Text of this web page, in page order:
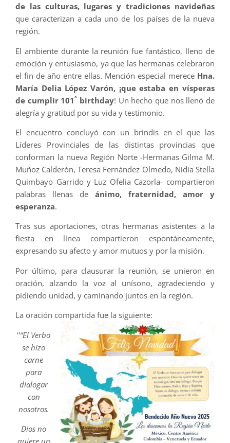
de las culturas, lugares y tradiciones navideñas
que caracterizan a cada uno de los países de la nueva
región.
El ambiente durante la reunión fue fantástico, lleno de
emoción y entusiasmo, ya que las hermanas celebraron
el fin de año entre ellas. Mención especial merece Hna.
María Delia López Varón, ¡que estaba en vísperas
de cumplir 101° birthday! Un hecho que nos llenó de
alegría y gratitud por su vida y testimonio.
El encuentro concluyó con un brindis en el que las
Líderes Provinciales de las distintas provincias que
conforman la nueva Región Norte -Hermanas Gilma M.
Muñoz Calderón, Teresa Fernández Olmedo, Nidia Stella
Quimbayo Garrido y Luz Ofelia Cazorla- compartieron
palabras llenas de ánimo, fraternidad, amor y
esperanza.
Tras sus aportaciones, otras hermanas asistentes a la
fiesta en línea compartieron espontáneamente,
expresando su afecto y amor mutuos y por la misión.
Por último, para clausurar la reunión, se unieron en
oración, alzando la voz al unísono, agradeciendo y
pidiendo unidad, y caminando juntos en la región.
La oración compartida fue la siguiente:
''“El Verbo
se hizo
carne
para
dialogar
con
nosotros.
Dios no
quiere un